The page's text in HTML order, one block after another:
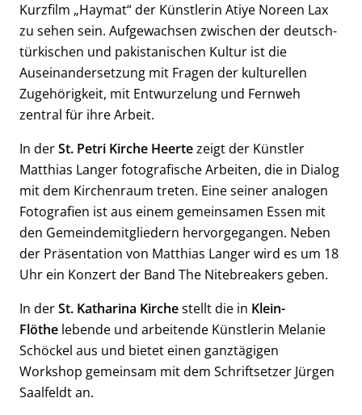
Kurzfilm „Haymat“ der Künstlerin Atiye Noreen Lax
zu sehen sein. Aufgewachsen zwischen der deutsch-
türkischen und pakistanischen Kultur ist die
Auseinandersetzung mit Fragen der kulturellen
Zugehörigkeit, mit Entwurzelung und Fernweh
zentral für ihre Arbeit.
In derSt. Petri Kirche Heertezeigt der Künstler
Matthias Langer fotografische Arbeiten, die in Dialog
mit dem Kirchenraum treten. Eine seiner analogen
Fotografien ist aus einem gemeinsamen Essen mit
den Gemeindemitgliedern hervorgegangen. Neben
der Präsentation von Matthias Langer wird es um 18
Uhr ein Konzert der Band The Nitebreakers geben.
In derSt. Katharina Kirchestellt die in Klein-
Flöthe lebende und arbeitende Künstlerin Melanie
Schöckel aus und bietet einen ganztägigen
Workshop gemeinsam mit dem Schriftsetzer Jürgen
Saalfeldt an.